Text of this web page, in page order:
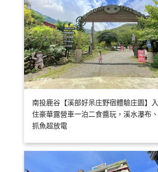
南投鹿谷【溪部好呆庄野宿體驗庄園】入
住豪華露營車一泊二食醬玩，溪水瀑布、
抓魚超放電